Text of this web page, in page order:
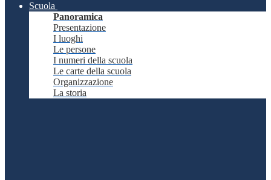
Scuola
Panoramica
Presentazione
I luoghi
Le persone
I numeri della scuola
Le carte della scuola
Organizzazione
La storia